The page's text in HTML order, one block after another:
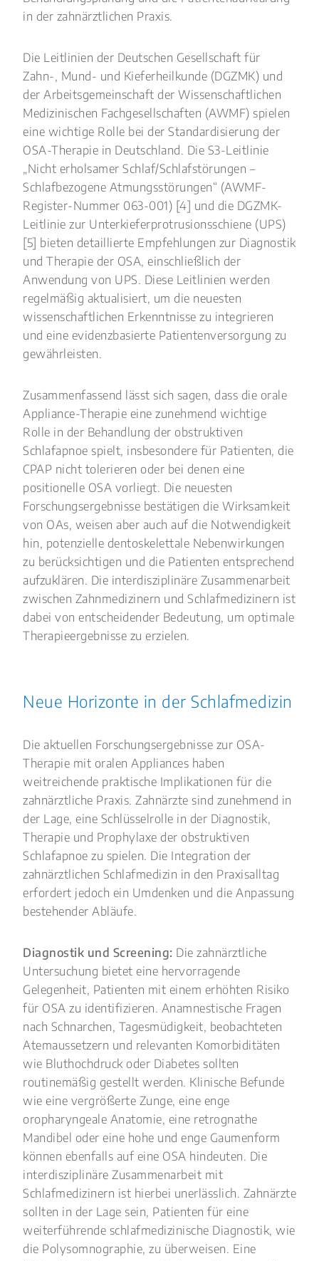
in der zahnärztlichen Praxis.
Die Leitlinien der Deutschen Gesellschaft für
Zahn-, Mund- und Kieferheilkunde (DGZMK) und
der Arbeitsgemeinschaft der Wissenschaftlichen
Medizinischen Fachgesellschaften (AWMF) spielen
eine wichtige Rolle bei der Standardisierung der
OSA-Therapie in Deutschland. Die S3-Leitlinie
„Nicht erholsamer Schlaf/Schlafstörungen –
Schlafbezogene Atmungsstörungen“ (AWMF-
Register-Nummer 063-001) [4] und die DGZMK-
Leitlinie zur Unterkieferprotrusionsschiene (UPS)
[5] bieten detaillierte Empfehlungen zur Diagnostik
und Therapie der OSA, einschließlich der
Anwendung von UPS. Diese Leitlinien werden
regelmäßig aktualisiert, um die neuesten
wissenschaftlichen Erkenntnisse zu integrieren
und eine evidenzbasierte Patientenversorgung zu
gewährleisten.
Zusammenfassend lässt sich sagen, dass die orale
Appliance-Therapie eine zunehmend wichtige
Rolle in der Behandlung der obstruktiven
Schlafapnoe spielt, insbesondere für Patienten, die
CPAP nicht tolerieren oder bei denen eine
positionelle OSA vorliegt. Die neuesten
Forschungsergebnisse bestätigen die Wirksamkeit
von OAs, weisen aber auch auf die Notwendigkeit
hin, potenzielle dentoskelettale Nebenwirkungen
zu berücksichtigen und die Patienten entsprechend
aufzuklären. Die interdisziplinäre Zusammenarbeit
zwischen Zahnmedizinern und Schlafmedizinern ist
dabei von entscheidender Bedeutung, um optimale
Therapieergebnisse zu erzielen.
Neue Horizonte in der Schlafmedizin
Die aktuellen Forschungsergebnisse zur OSA-
Therapie mit oralen Appliances haben
weitreichende praktische Implikationen für die
zahnärztliche Praxis. Zahnärzte sind zunehmend in
der Lage, eine Schlüsselrolle in der Diagnostik,
Therapie und Prophylaxe der obstruktiven
Schlafapnoe zu spielen. Die Integration der
zahnärztlichen Schlafmedizin in den Praxisalltag
erfordert jedoch ein Umdenken und die Anpassung
bestehender Abläufe.
Diagnostik und Screening: Die zahnärztliche
Untersuchung bietet eine hervorragende
Gelegenheit, Patienten mit einem erhöhten Risiko
für OSA zu identifizieren. Anamnestische Fragen
nach Schnarchen, Tagesmüdigkeit, beobachteten
Atemaussetzern und relevanten Komorbiditäten
wie Bluthochdruck oder Diabetes sollten
routinemäßig gestellt werden. Klinische Befunde
wie eine vergrößerte Zunge, eine enge
oropharyngeale Anatomie, eine retrognathe
Mandibel oder eine hohe und enge Gaumenform
können ebenfalls auf eine OSA hindeuten. Die
interdisziplinäre Zusammenarbeit mit
Schlafmedizinern ist hierbei unerlässlich. Zahnärzte
sollten in der Lage sein, Patienten für eine
weiterführende schlafmedizinische Diagnostik, wie
die Polysomnographie, zu überweisen. Eine